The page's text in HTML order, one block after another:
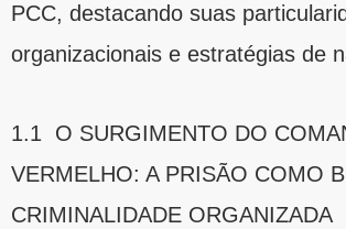
PCC, destacando suas
organizacionais e estratégias de
1.1 O SURGIMENTO DO
VERMELHO: A PRISÃO COMO
CRIMINALIDADE ORGANIZADA